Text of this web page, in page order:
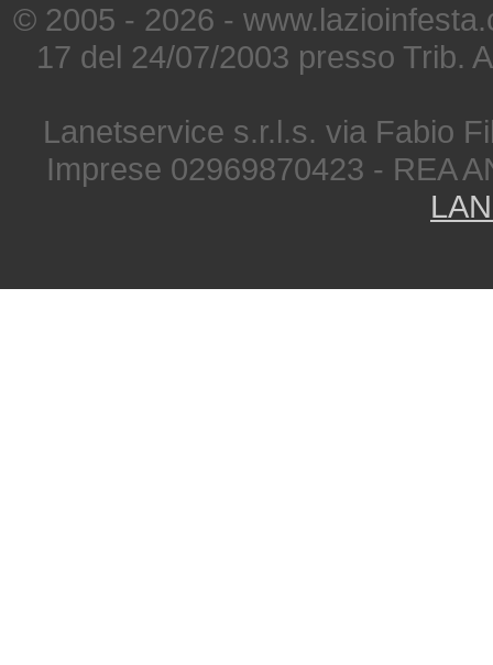
© 2005 - 2026 -
17 del 24/07/2003 presso Trib.
Lanetservice s.r.l.s. via Fabio
Imprese 02969870423 - REA